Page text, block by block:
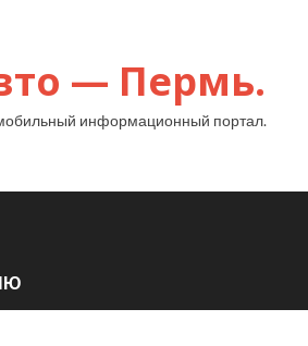
— Пермь.
информационный портал.